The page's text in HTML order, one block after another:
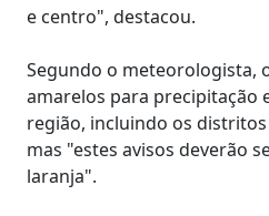
e centro", destacou.
Segundo o meteorologista,
amarelos para precipitação
região, incluindo os distritos
mas "estes avisos deverão
laranja".